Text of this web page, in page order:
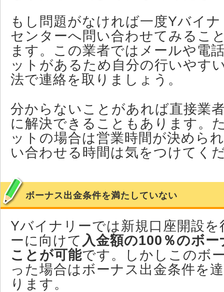
もし問題がなければ一度Yバイ
センターへ問い合わせてみるこ
ます。この業者ではメールや電
ットがあるため自分の行いやす
法で連絡を取りましょう。
分からないことがあれば直接業
に解決できることもあります。
ットの場合は営業時間が決めら
い合わせる時間は気をつけてく
ボーナス出金条件を満たしていない
Yバイナリーでは新規口座開設
ーに向けて 入金額の100％のボ
ことが可能です。しかしこのボ
った場合はボーナス出金条件を
ります。